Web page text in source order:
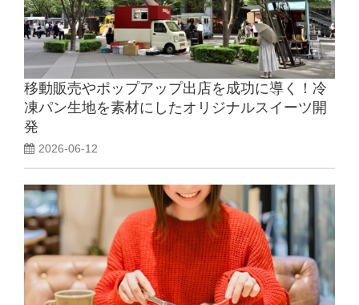
移動販売やポップアップ出店を成功に導く！冷
凍パン生地を素材にしたオリジナルスイーツ開
発
2026-06-12